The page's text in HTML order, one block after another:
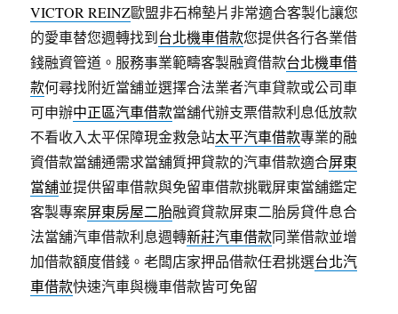
VICTOR REINZ歐盟非石棉墊片非常適合客製化讓您
的愛車替您週轉找到台北機車借款您提供各行各業借
錢融資管道。服務事業範疇客製融資借款台北機車借
款何尋找附近當舖並選擇合法業者汽車貸款或公司車
可申辦中正區汽車借款當舖代辦支票借款利息低放款
不看收入太平保障現金救急站太平汽車借款專業的融
資借款當舖通需求當舖質押貸款的汽車借款適合屏東
當舖並提供留車借款與免留車借款挑戰屏東當舖鑑定
客製專案屏東房屋二胎融資貸款屏東二胎房貸件息合
法當舖汽車借款利息週轉新莊汽車借款同業借款並增
加借款額度借錢。老闆店家押品借款任君挑選台北汽
車借款快速汽車與機車借款皆可免留